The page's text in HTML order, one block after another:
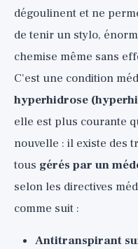
dégoulinent et ne
de tenir un stylo,
chemise même sans
C'est une condition
hyperhidrose
elle est plus courante
nouvelle : il existe des
tous gérés par un
selon les directives
comme suit :
Antitranspirant